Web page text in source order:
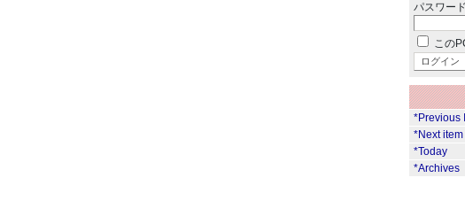
パスワー
この
*Previous
*Next item
*Today
*Archives